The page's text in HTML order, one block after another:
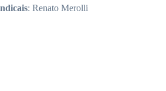
: Renato Merolli